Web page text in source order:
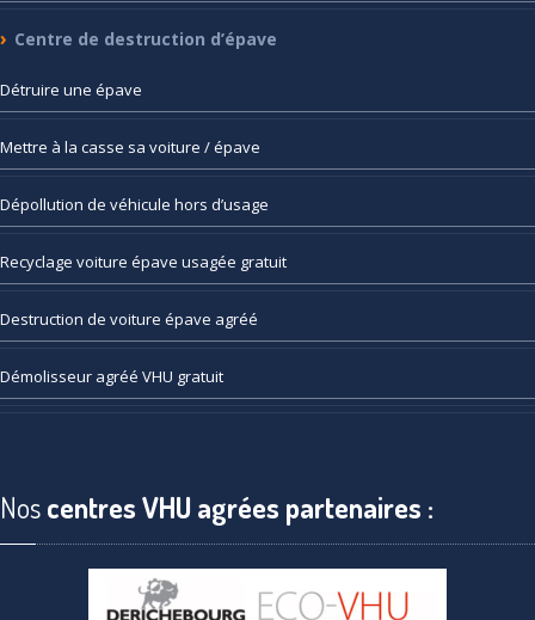
Centre de destruction d’épave
Détruire une épave
Mettre à la casse sa voiture / épave
Dépollution de véhicule hors d’usage
Recyclage voiture épave usagée gratuit
Destruction de voiture épave agréé
Démolisseur agréé VHU gratuit
Noscentres VHU agrées partenaires :